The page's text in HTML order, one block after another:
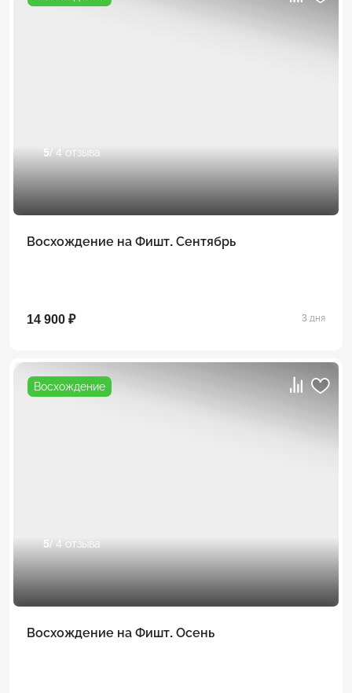
5/ 4 отзыва
Восхождение на Фишт. Сентябрь
14 900 ₽ 3 дня
Восхождение
5/ 4 отзыва
Восхождение на Фишт. Осень